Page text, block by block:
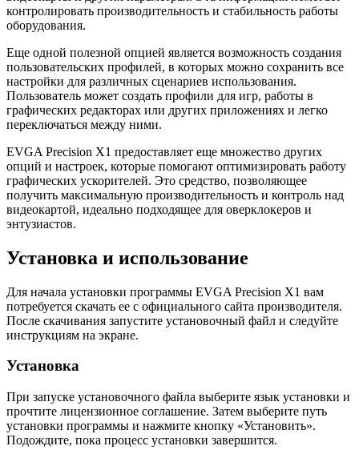
контролировать производительность и стабильность работы
оборудования.
Еще одной полезной опцией является возможность создания
пользовательских профилей, в которых можно сохранить все
настройки для различных сценариев использования.
Пользователь может создать профили для игр, работы в
графических редакторах или других приложениях и легко
переключаться между ними.
EVGA Precision X1 предоставляет еще множество других
опций и настроек, которые помогают оптимизировать работу
графических ускорителей. Это средство, позволяющее
получить максимальную производительность и контроль над
видеокартой, идеально подходящее для оверклокеров и
энтузиастов.
Установка и использование
Для начала установки программы EVGA Precision X1 вам
потребуется скачать ее с официального сайта производителя.
После скачивания запустите установочный файл и следуйте
инструкциям на экране.
Установка
При запуске установочного файла выберите язык установки и
прочтите лицензионное соглашение. Затем выберите путь
установки программы и нажмите кнопку «Установить».
Подождите, пока процесс установки завершится.